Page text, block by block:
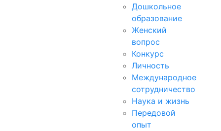
Дошкольное
образование
Женский
вопрос
Конкурс
Личность
Международное
сотрудничество
Наука и жизнь
Передовой
опыт